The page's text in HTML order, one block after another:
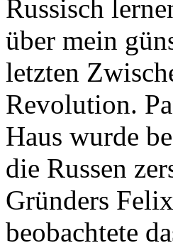
Russisch
über mein
letzten
Revolution.
Haus wurde
die Russen
Gründers
beobachtete